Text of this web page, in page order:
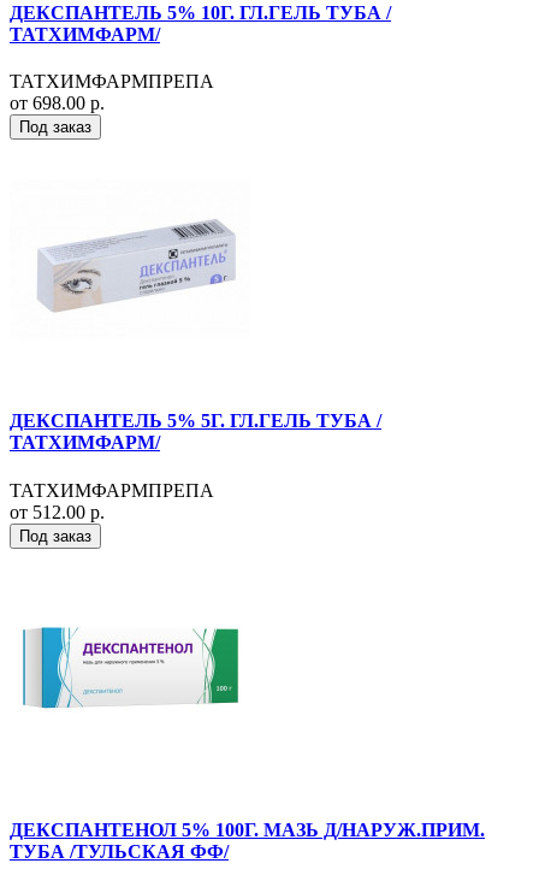
ДЕКСПАНТЕЛЬ 5% 10Г. ГЛ.ГЕЛЬ ТУБА /
ТАТХИМФАРМ/
ТАТХИМФАРМПРЕПА
от 698.00 р.
Под заказ
ДЕКСПАНТЕЛЬ 5% 5Г. ГЛ.ГЕЛЬ ТУБА /
ТАТХИМФАРМ/
ТАТХИМФАРМПРЕПА
от 512.00 р.
Под заказ
ДЕКСПАНТЕНОЛ 5% 100Г. МАЗЬ Д/НАРУЖ.ПРИМ.
ТУБА /ТУЛЬСКАЯ ФФ/